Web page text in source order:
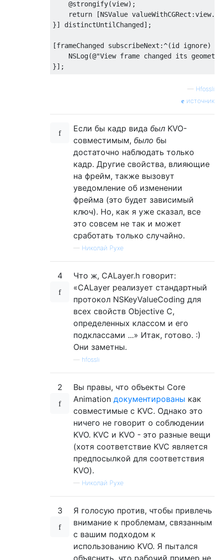
    @strongify(view);
return [NSValue
}] distinctUntilChanged];
[frameChanged subscribeNext:^(id ignore) {
NSLog(@"View frame changed its
— Hfossli
источник
Если бы кадр вида был KVO-
совместимым, было бы
достаточно наблюдать только
кадр. Другие свойства, влияющие
на фрейм, также вызовут
уведомление об изменении
фрейма (это будет зависимый
ключ). Но, как я уже сказал, все
это совсем не так и может
сработать только случайно.
— Николай Рухе
4
Что ж, CALayer.h говорит:
«CALayer реализует стандартный
протокол NSKeyValueCoding для
всех свойств Objective C,
определенных классом и его
подклассами ...» Итак, готово. :)
Они заметны.
hfossli
2
Вы правы, что объекты Core
Animation документированы как
совместимые с KVC. Однако это
ничего не говорит о соблюдении
KVO. KVC и KVO - это разные вещи
(хотя соответствие KVC является
предпосылкой для соответствия
KVO).
— Николай Рухе
3
Я голосую против, чтобы привлечь
внимание к проблемам, связанным
с вашим подходом к
использованию KVO. Я пытался
объяснить, что рабочий пример не